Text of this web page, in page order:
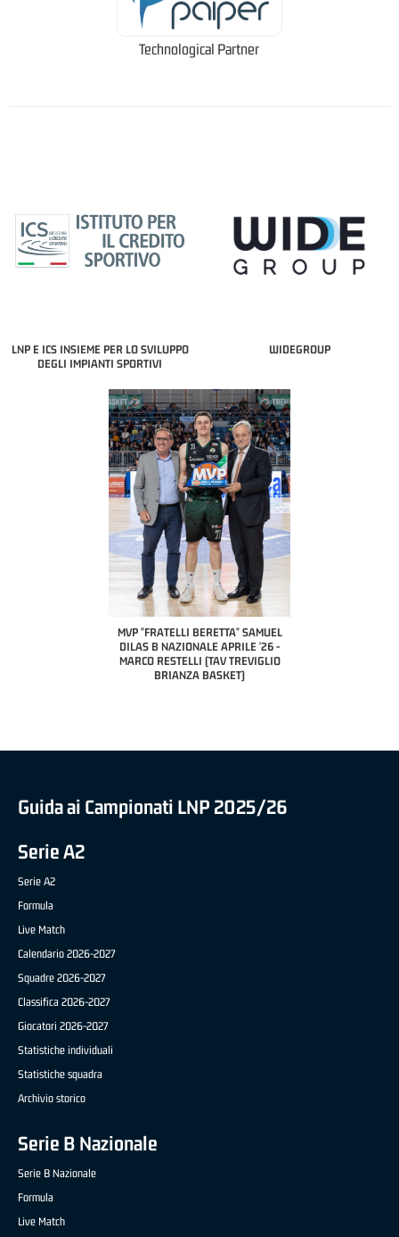
Technological Partner
LNP E ICS INSIEME PER LO SVILUPPO
DEGLI IMPIANTI SPORTIVI
WIDEGROUP
MVP "FRATELLI BERETTA" SAMUEL
DILAS B NAZIONALE APRILE '26 -
MARCO RESTELLI (TAV TREVIGLIO
BRIANZA BASKET)
Guida ai Campionati LNP 2025/26
Serie A2
Serie A2
Formula
Live Match
Calendario 2026-2027
Squadre 2026-2027
Classifica 2026-2027
Giocatori 2026-2027
Statistiche individuali
Statistiche squadra
Archivio storico
Serie B Nazionale
Serie B Nazionale
Formula
Live Match